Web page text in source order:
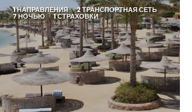
1 НАПРАВЛЕНИЯ 2 ТРАНСПОРТНАЯ СЕТЬ
7 НОЧЬЮ 1 СТРАХОВКИ